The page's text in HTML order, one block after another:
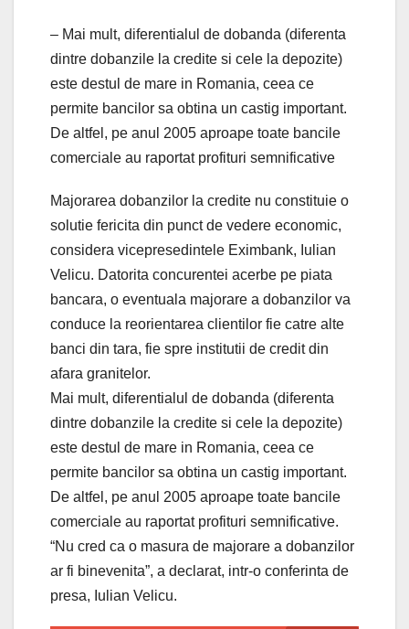
– Mai mult, diferentialul de dobanda (diferenta
dintre dobanzile la credite si cele la depozite)
este destul de mare in Romania, ceea ce
permite bancilor sa obtina un castig important.
De altfel, pe anul 2005 aproape toate bancile
comerciale au raportat profituri semnificative
Majorarea dobanzilor la credite nu constituie o
solutie fericita din punct de vedere economic,
considera vicepresedintele Eximbank, Iulian
Velicu. Datorita concurentei acerbe pe piata
bancara, o eventuala majorare a dobanzilor va
conduce la reorientarea clientilor fie catre alte
banci din tara, fie spre institutii de credit din
afara granitelor.
Mai mult, diferentialul de dobanda (diferenta
dintre dobanzile la credite si cele la depozite)
este destul de mare in Romania, ceea ce
permite bancilor sa obtina un castig important.
De altfel, pe anul 2005 aproape toate bancile
comerciale au raportat profituri semnificative.
“Nu cred ca o masura de majorare a dobanzilor
ar fi binevenita”, a declarat, intr-o conferinta de
presa, Iulian Velicu.